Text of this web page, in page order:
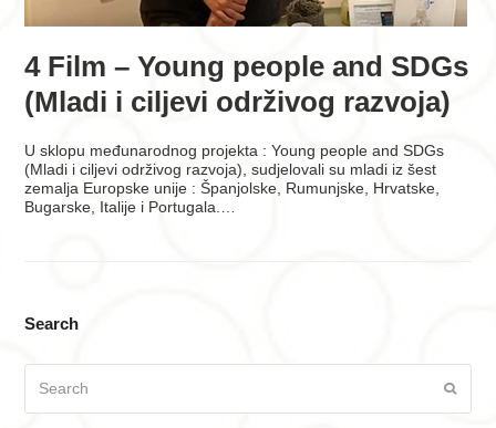
4 Film – Young people and SDGs
(Mladi i ciljevi održivog razvoja)
U sklopu međunarodnog projekta : Young people and SDGs
(Mladi i ciljevi održivog razvoja), sudjelovali su mladi iz šest
zemalja Europske unije : Španjolske, Rumunjske, Hrvatske,
Bugarske, Italije i Portugala.…
Search